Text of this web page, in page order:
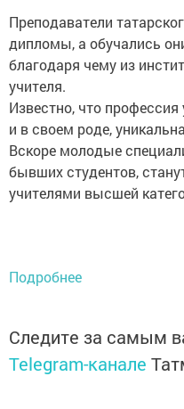
Преподаватели
дипломы, а обучались
благодаря чему из
учителя.
Известно, что профессия
и в своем роде,
Вскоре молодые
бывших студентов,
учителями высшей
Подробнее
Следите за самым
Telegram-канале